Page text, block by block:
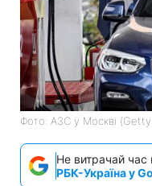
Фото: АЗС у Москві
Не витрачай час
РБК-Україна у